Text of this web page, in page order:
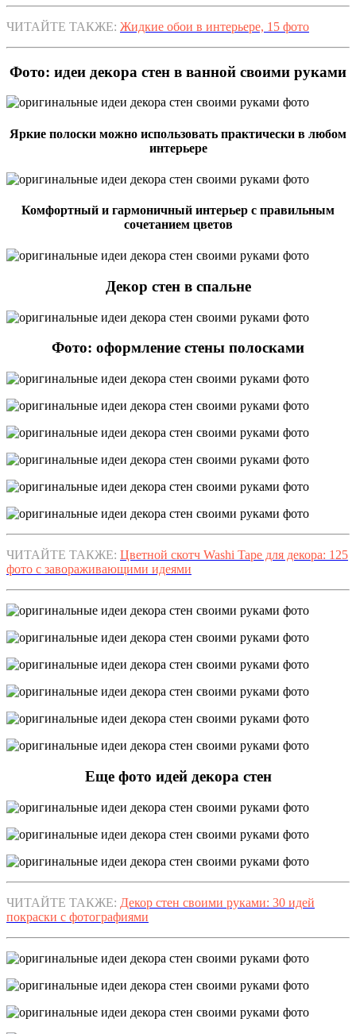
ЧИТАЙТЕ ТАКЖЕ: Жидкие обои в интерьере, 15 фото
Фото: идеи декора стен в ванной своими руками
Яркие полоски можно использовать практически в любом
интерьере
Комфортный и гармоничный интерьер с правильным
сочетанием цветов
Декор стен в спальне
Фото: оформление стены полосками
ЧИТАЙТЕ ТАКЖЕ: Цветной скотч Washi Tape для декора: 125
фото с завораживающими идеями
Еще фото идей декора стен
ЧИТАЙТЕ ТАКЖЕ: Декор стен своими руками: 30 идей
покраски с фотографиями